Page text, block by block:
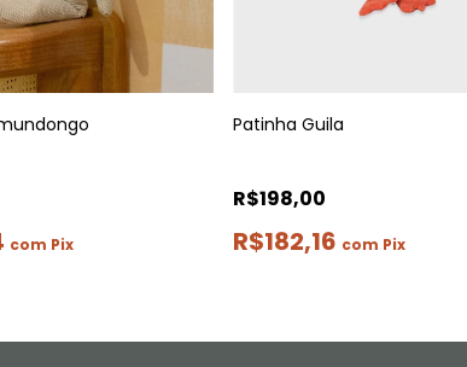
com Pix
Patinha Guila
R$198,00
R$182,16 com Pix